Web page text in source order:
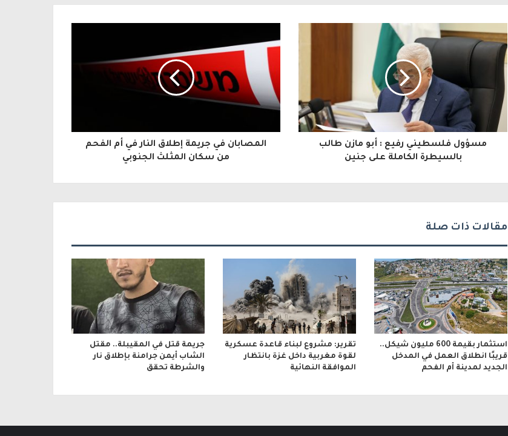
ب
ي
ك
ل
و
ن
ي
مسؤول فلسطيني رفيع : أبو مازن طالب
بالسيطرة الكاملة على جنين
المصابان في جريمة إطلاق النار في أم الفحم
من سكان المثلث الجنوبي
مقالات ذات صلة
استثمار بقيمة 600 مليون شيكل..
قريبًا انطلاق العمل في المدخل
الجديد لمدينة أم الفحم
تقرير: مشروع لبناء قاعدة عسكرية
لقوة مغربية داخل غزة بانتظار
الموافقة النهائية
جريمة قتل في المقيبلة.. مقتل
الشاب أيمن جرامنة بإطلاق نار
والشرطة تحقق